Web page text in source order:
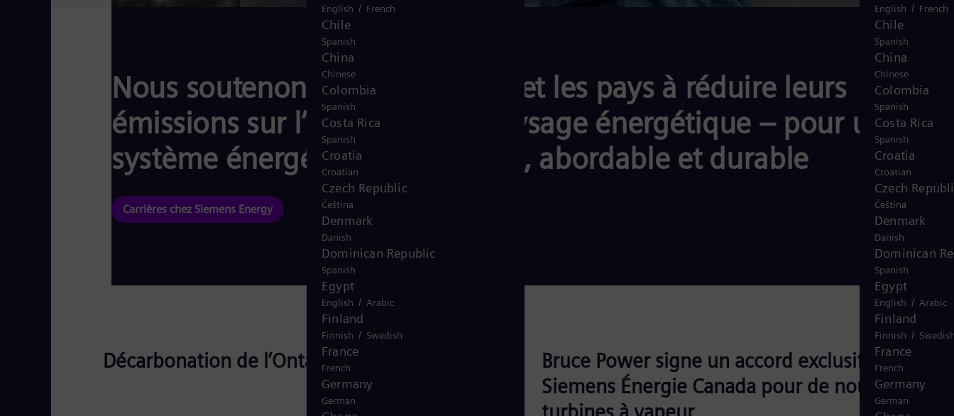
English / French
Chile
Spanish
China
Chinese
Colombia
Spanish
Costa Rica
Spanish
Croatia
Croatian
Czech
Čeština
Denmark
Danish
Dominican
Spanish
Egypt
English / Arabic
Finland
Finnish /
France
French
Germany
German
Nous soutenons les entreprises et les pays à réduire leurs
émissions sur l’ensemble du paysage énergétique – pour un
système énergétique plus fiable, abordable et durable
Carrières chez Siemens Energy
Décarbonation de l’Ontario étape par étape
Bruce Power signe un accord exclusif avec
Siemens Énergie Canada pour de nouvelles
English / French
Chile
Spanish
China
Chinese
Colombia
Spanish
Costa Rica
Spanish
Croatia
Croatian
Czech Republic
Čeština
Denmark
Danish
Dominican Republic
Spanish
Egypt
English / Arabic
Finland
Finnish / Swedish
France
French
Germany
German